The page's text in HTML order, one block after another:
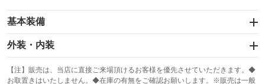
基本装備
エアバッグ：運転席/助手席/サイド
：装備あり
：装備なし
外装・内装
カーナビ：SDナビ
：装備あり
【注】販売は、当店に直接ご来場頂けるお客様を優先させていただきます。◆
お取置きはいたしません。◆在庫の有無をご確認お願いします。※販売は一般